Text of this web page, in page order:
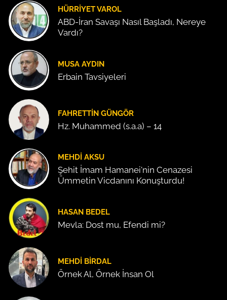
HÜRRIYET VAROL
ABD-İran Savaşı Nasıl Başladı, Nereye
Vardı?
MUSA AYDIN
Erbain Tavsiyeleri
FAHRETTIN GÜNGÖR
Hz. Muhammed (s.a.a) – 14
MEHDI AKSU
Şehit İmam Hamanei'nin Cenazesi
Ümmetin Vicdanını Konuşturdu!
HASAN BEDEL
Mevla: Dost mu, Efendi mi?
MEHDI BIRDAL
Örnek Al, Örnek İnsan Ol